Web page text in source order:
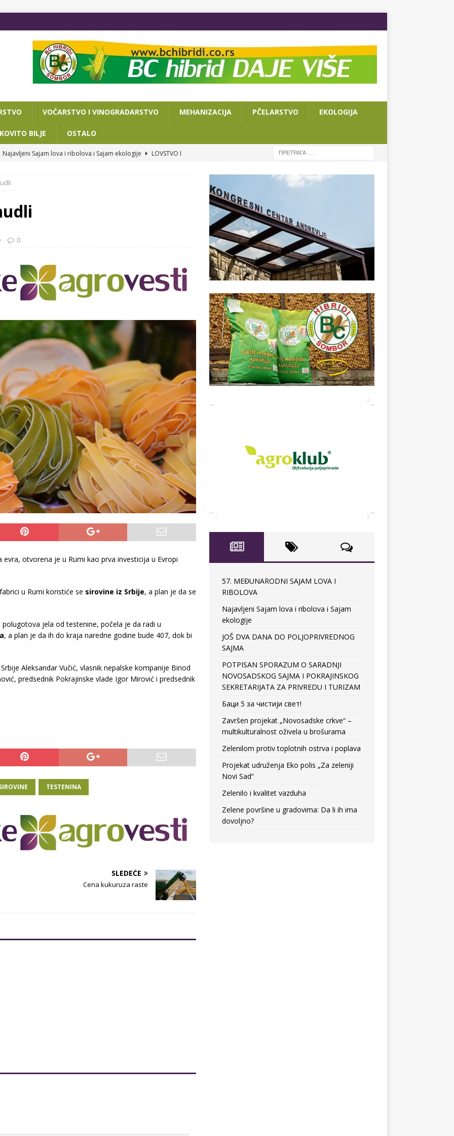
VOĆARSTVO I VINOGRADARSTVO MEHANIZACIJA PČELARSTVO EKOLOGIJA
BILJE OSTALO
Najavljeni Sajam lova i ribolova i Sajam ekologije
LOVSTVO I
DANA DO POLJOPRIVREDNOG SAJMA
SPORAZUM O SARADNJI NOVOSADSKOG SAJMA I
Баци 5 за чистији свет!
0
otvorena je u Rumi kao prva investicija u Evropi
u Rumi koristiće se sirovine iz Srbije, a plan je da se
jela od testenine, počela je da radi u
, a plan je da ih do kraja naredne godine bude 407, dok bi
Aleksandar Vučić, vlasnik nepalske kompanije Binod
predsednik Pokrajinske vlade Igor Mirović i predsednik
TESTENINA
SLEDEĆE
Cena kukuruza raste
57. MEĐUNARODNI SAJAM LOVA I
RIBOLOVA
Najavljeni Sajam lova i ribolova i Sajam
ekologije
JOŠ DVA DANA DO POLJOPRIVREDNOG
SAJMA
POTPISAN SPORAZUM O SARADNJI
NOVOSADSKOG SAJMA I POKRAJINSKOG
SEKRETARIJATA ZA PRIVREDU I TURIZAM
Баци 5 за чистији свет!
Završen projekat „Novosadske crkve“ –
multikulturalnost oživela u brošurama
Zelenilom protiv toplotnih ostrva i poplava
Projekat udruženja Eko polis „Za zeleniji
Novi Sad“
Zelenilo i kvalitet vazduha
Zelene površine u gradovima: Da li ih ima
dovoljno?